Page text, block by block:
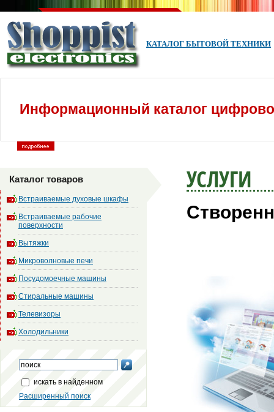
КАТАЛОГ БЫТОВОЙ ТЕХНИКИ
Информационный каталог
Каталог товаров
Встраиваемые духовые шкафы
Встраиваемые рабочие
поверхности
Вытяжки
Микроволновые печи
Посудомоечные машины
Стиральные машины
Телевизоры
Холодильники
искать в найденном
Расширенный поиск
УСЛУГИ